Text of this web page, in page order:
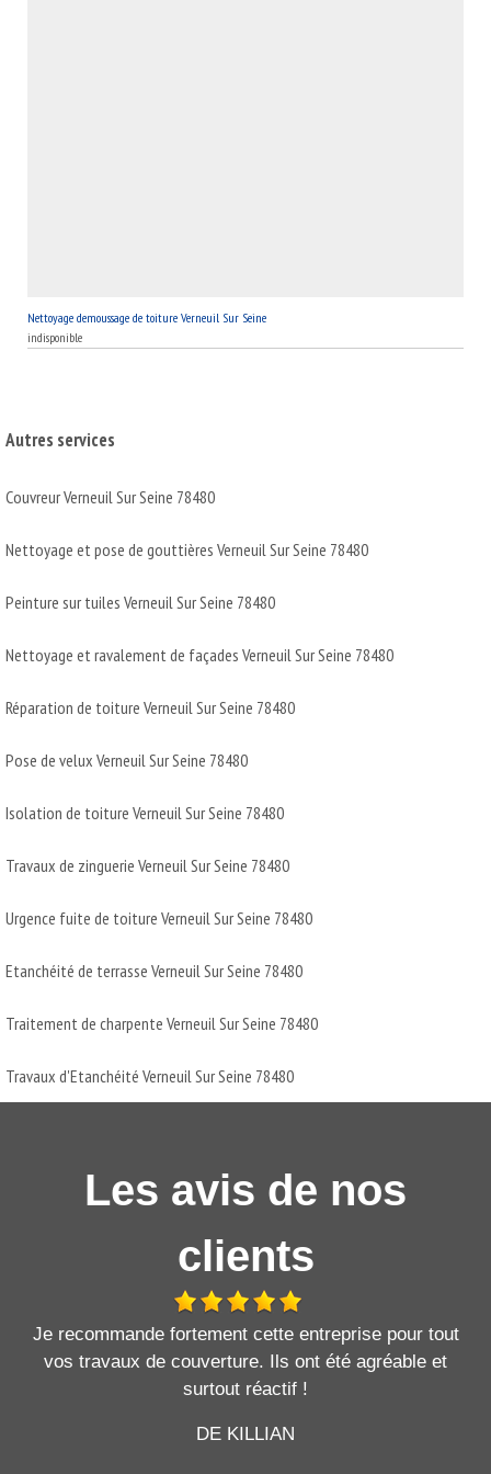
Nettoyage demoussage de toiture Verneuil Sur Seine
indisponible
Autres services
Couvreur Verneuil Sur Seine 78480
Nettoyage et pose de gouttières Verneuil Sur Seine 78480
Peinture sur tuiles Verneuil Sur Seine 78480
Nettoyage et ravalement de façades Verneuil Sur Seine 78480
Réparation de toiture Verneuil Sur Seine 78480
Pose de velux Verneuil Sur Seine 78480
Isolation de toiture Verneuil Sur Seine 78480
Travaux de zinguerie Verneuil Sur Seine 78480
Urgence fuite de toiture Verneuil Sur Seine 78480
Etanchéité de terrasse Verneuil Sur Seine 78480
Traitement de charpente Verneuil Sur Seine 78480
Travaux d'Etanchéité Verneuil Sur Seine 78480
Les avis de nos
clients
Je recommande fortement cette entreprise pour tout
vos travaux de couverture. Ils ont été agréable et
surtout réactif !
DE KILLIAN